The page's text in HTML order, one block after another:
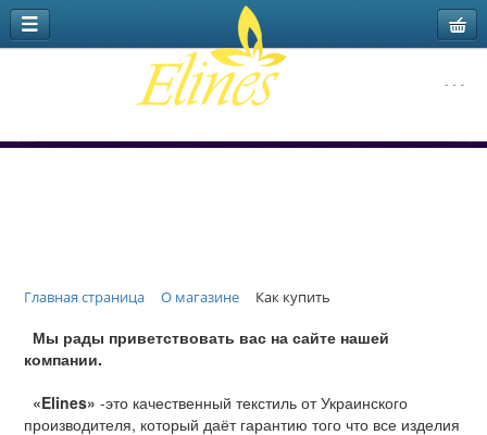
Главная страница О магазине Как купить
Мы рады приветствовать вас на сайте нашей
компании.
«Elines» -это качественный текстиль от Украинского
производителя, который даёт гарантию того что все изделия